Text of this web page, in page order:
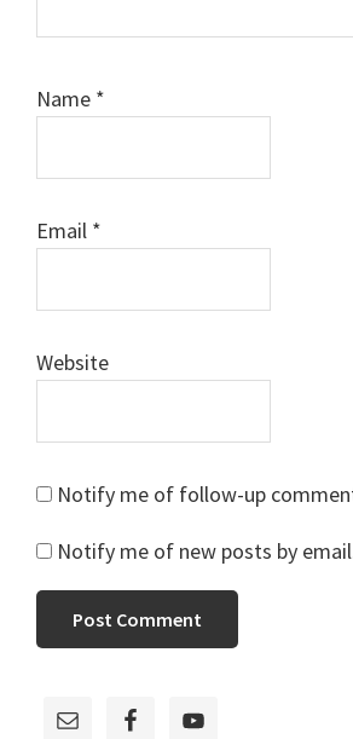
Name *
Email *
Website
Notify me of follow-up
Notify me of new posts by
Primary